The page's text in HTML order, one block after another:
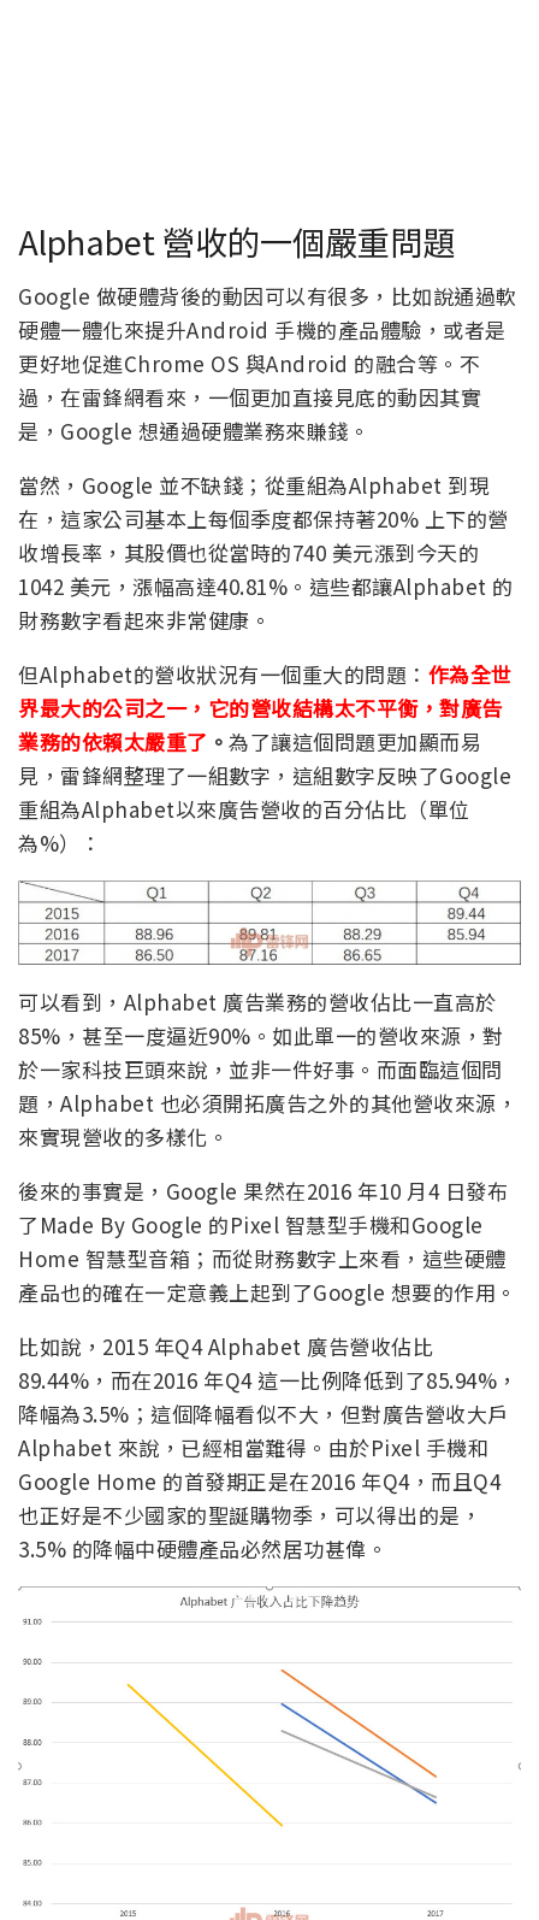
Alphabet 營收的一個嚴重問題
Google 做硬體背後的動因可以有很多，比如說通過軟
硬體一體化來提升Android 手機的產品體驗，或者是
更好地促進Chrome OS 與Android 的融合等。不
過，在雷鋒網看來，一個更加直接見底的動因其實
是，Google 想通過硬體業務來賺錢。
當然，Google 並不缺錢；從重組為Alphabet 到現
在，這家公司基本上每個季度都保持著20% 上下的營
收增長率，其股價也從當時的740 美元漲到今天的
1042 美元，漲幅高達40.81%。這些都讓Alphabet 的
財務數字看起來非常健康。
但Alphabet的營收狀況有一個重大的問題： 作為全世
界最大的公司之一，它的營收結構太不平衡，對廣告
業務的依賴太嚴重了 。 為了讓這個問題更加顯而易
見，雷鋒網整理了一組數字，這組數字反映了Google
重組為Alphabet以來廣告營收的百分佔比（單位
為%）：
可以看到，Alphabet 廣告業務的營收佔比一直高於
85%，甚至一度逼近90%。如此單一的營收來源，對
於一家科技巨頭來說，並非一件好事。而面臨這個問
題，Alphabet 也必須開拓廣告之外的其他營收來源，
來實現營收的多樣化。
後來的事實是，Google 果然在2016 年10 月4 日發布
了Made By Google 的Pixel 智慧型手機和Google
Home 智慧型音箱；而從財務數字上來看，這些硬體
產品也的確在一定意義上起到了Google 想要的作用。
比如說，2015 年Q4 Alphabet 廣告營收佔比
89.44%，而在2016 年Q4 這一比例降低到了85.94%，
降幅為3.5%；這個降幅看似不大，但對廣告營收大戶
Alphabet 來說，已經相當難得。由於Pixel 手機和
Google Home 的首發期正是在2016 年Q4，而且Q4
也正好是不少國家的聖誕購物季，可以得出的是，
3.5% 的降幅中硬體產品必然居功甚偉。